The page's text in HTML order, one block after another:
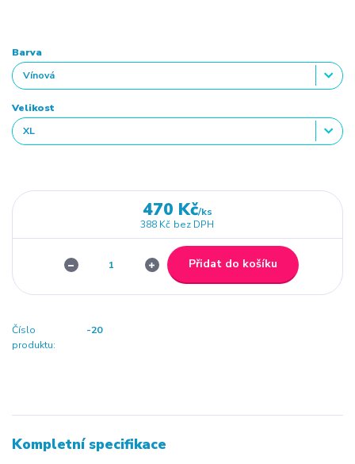
Barva
Velikost
470 Kč/ks
388 Kč bez DPH
Přidat do košíku
Číslo
produktu:
-20
Kompletní specifikace